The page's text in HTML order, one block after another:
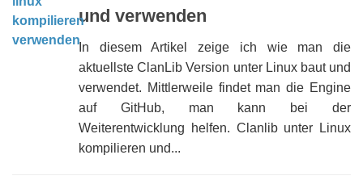
und verwenden
In diesem Artikel zeige ich wie man die
aktuellste ClanLib Version unter Linux baut und
verwendet. Mittlerweile findet man die Engine
auf GitHub, man kann bei der
Weiterentwicklung helfen. Clanlib unter Linux
kompilieren und...